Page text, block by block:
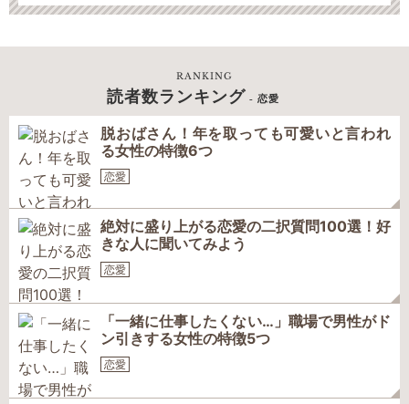
RANKING
読者数ランキング - 恋愛
脱おばさん！年を取っても可愛いと言われ
る女性の特徴6つ
恋愛
絶対に盛り上がる恋愛の二択質問100選！好
きな人に聞いてみよう
恋愛
「一緒に仕事したくない…」職場で男性がド
ン引きする女性の特徴5つ
恋愛